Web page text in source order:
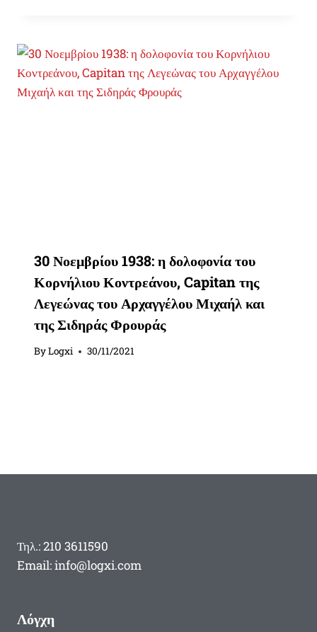
30 Νοεμβρίου 1938: η δολοφονία του
Κορνήλιου Κοντρεάνου, Capitan της
Λεγεώνας του Αρχαγγέλου Μιχαήλ και
της Σιδηράς Φρουράς
ByLogxi 30/11/2021
Τηλ.: 210 3611590
Email: info@logxi.com
Λόγχη